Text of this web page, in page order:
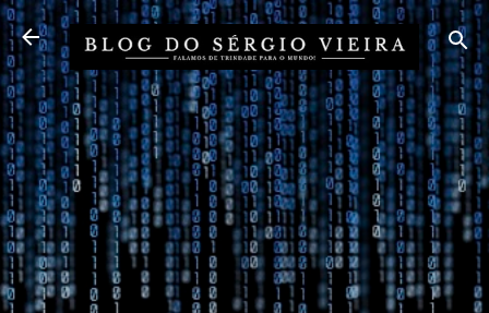
Pular para o conteúdo principal